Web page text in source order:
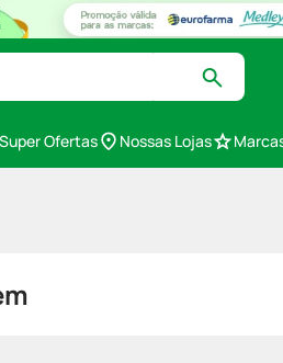
Super Ofertas Nossas Lojas